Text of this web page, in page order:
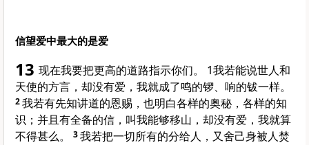
信望爱中最大的是爱
13 现在我要把更高的道路指示你们。 1我若能说世人和
天使的方言，却没有爱，我就成了鸣的锣、响的钹一样。
2我若有先知讲道的恩赐，也明白各样的奥秘，各样的知
识；并且有全备的信，叫我能够移山，却没有爱，我就算
不得甚么。
3我若把一切所有的分给人，又舍己身被人焚